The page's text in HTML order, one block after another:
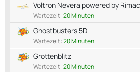
Voltron Nevera powered by Rimac
Wartezeit:20 Minuten
Ghostbusters 5D
Wartezeit:20 Minuten
Grottenblitz
Wartezeit:20 Minuten